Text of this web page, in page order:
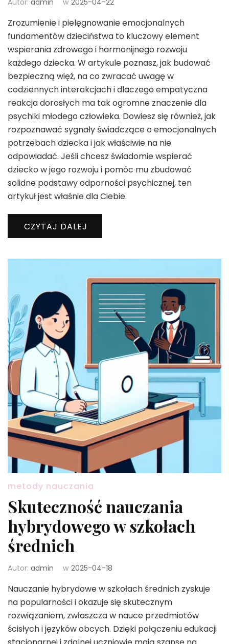
Autor: admin w 2025-04-22
Zrozumienie i pielęgnowanie emocjonalnych
fundamentów dzieciństwa to kluczowy element
wspierania zdrowego i harmonijnego rozwoju
każdego dziecka. W artykule poznasz, jak budować
bezpieczną więź, na co zwracać uwagę w
codziennych interakcjach i dlaczego empatyczna
reakcja dorosłych ma tak ogromne znaczenie dla
psychiki młodego człowieka. Dowiesz się również, jak
rozpoznawać sygnały świadczące o emocjonalnych
potrzebach dziecka i jak właściwie na nie
odpowiadać. Jeśli chcesz świadomie wspierać
dziecko w jego rozwoju i pomóc mu zbudować
solidne podstawy odporności psychicznej, ten
artykuł jest właśnie dla Ciebie.
CZYTAJ DALEJ
metody nauczania
Skuteczność nauczania
hybrydowego w szkołach
średnich
Autor: admin w 2025-04-18
Nauczanie hybrydowe w szkołach średnich zyskuje
na popularności i okazuje się skutecznym
rozwiązaniem, zwłaszcza w nauce przedmiotów
ścisłych i języków obcych. Dzięki połączeniu edukacji